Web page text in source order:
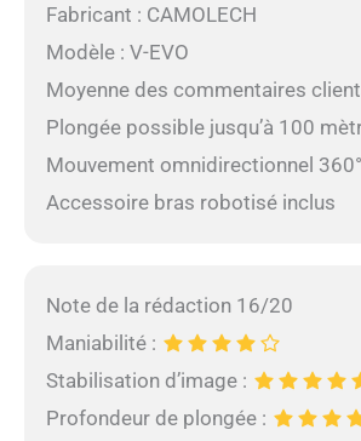
Fabricant : CAMOLECH
Modèle : V-EVO
Moyenne des commentaires
Plongée possible jusqu’à 100
Mouvement omnidirectionnel 360°
Accessoire bras robotisé inclus
Note de la rédaction 16/20
Maniabilité :
Stabilisation d’image :
Profondeur de plongée :